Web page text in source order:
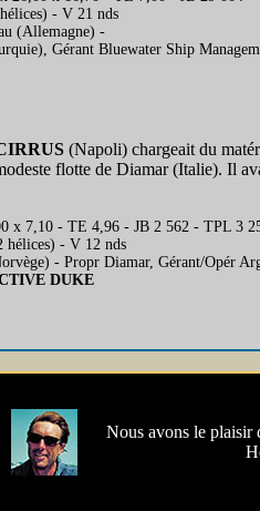
- V 21 nds
(Allemagne) -
Gérant Bluewater Ship
(Napoli) chargeait du
flotte de Diamar (Italie). Il
x 7,10 - TE 4,96 - JB 2 562 - TPL 3
hélices) - V 12 nds
- Propr Diamar, Gérant/Opér
DUKE
Nous avons le plaisir